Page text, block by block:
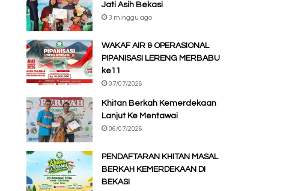
Jati Asih Bekasi
3 minggu ago
WAKAF AIR & OPERASIONAL
PIPANISASI LERENG MERBABU
ke11
07/07/2026
Khitan Berkah Kemerdekaan
Lanjut Ke Mentawai
06/07/2026
PENDAFTARAN KHITAN MASAL
BERKAH KEMERDEKAAN DI
BEKASI